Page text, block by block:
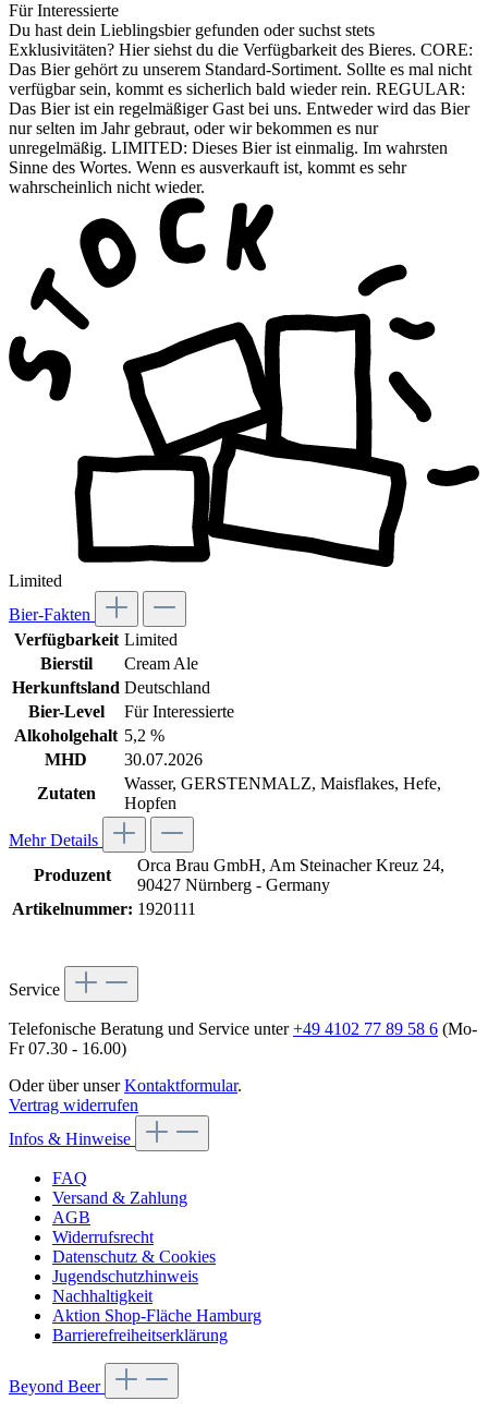
Für Interessierte
Du hast dein Lieblingsbier gefunden oder suchst stets
Exklusivitäten? Hier siehst du die Verfügbarkeit des Bieres. CORE:
Das Bier gehört zu unserem Standard-Sortiment. Sollte es mal nicht
verfügbar sein, kommt es sicherlich bald wieder rein. REGULAR:
Das Bier ist ein regelmäßiger Gast bei uns. Entweder wird das Bier
nur selten im Jahr gebraut, oder wir bekommen es nur
unregelmäßig. LIMITED: Dieses Bier ist einmalig. Im wahrsten
Sinne des Wortes. Wenn es ausverkauft ist, kommt es sehr
wahrscheinlich nicht wieder.
Limited
Bier-Fakten
Verfügbarkeit Limited
Bierstil
Cream Ale
Herkunftsland Deutschland
Bier-Level
Für Interessierte
Alkoholgehalt 5,2 %
MHD
30.07.2026
Zutaten
Wasser, GERSTENMALZ, Maisflakes, Hefe,
Hopfen
Mehr Details
Produzent
Orca Brau GmbH, Am Steinacher Kreuz 24,
90427 Nürnberg - Germany
Artikelnummer: 1920111
Service
Telefonische Beratung und Service unter+49 4102 77 89 58 6 (Mo-
Fr 07.30 - 16.00)
Oder über unserKontaktformular.
Vertrag widerrufen
Infos & Hinweise
FAQ
Versand & Zahlung
AGB
Widerrufsrecht
Datenschutz & Cookies
Jugendschutzhinweis
Nachhaltigkeit
Aktion Shop-Fläche Hamburg
Barrierefreiheitserklärung
Beyond Beer